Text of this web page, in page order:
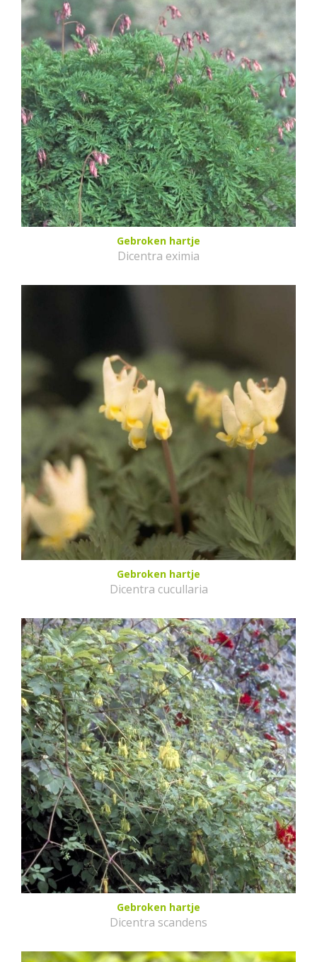
Gebroken hartje
Dicentra eximia
Gebroken hartje
Dicentra cucullaria
Gebroken hartje
Dicentra scandens